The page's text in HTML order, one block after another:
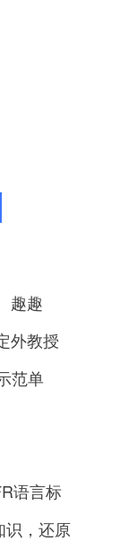
趣趣
外教授
范单
语言标
识，还原